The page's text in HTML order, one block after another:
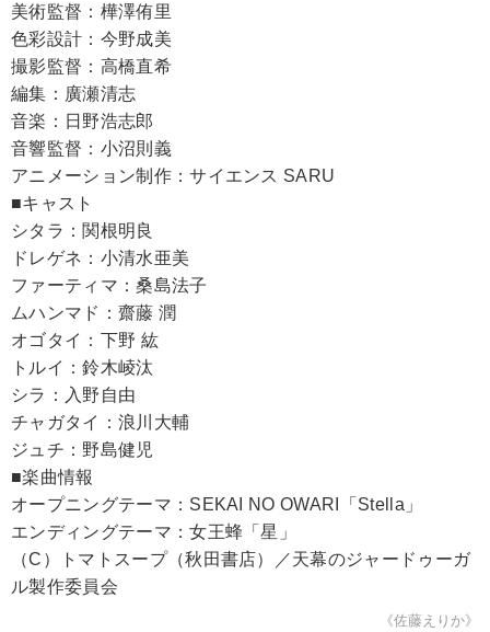
美術監督：樺澤侑里
色彩設計：今野成美
撮影監督：高橋直希
編集：廣瀬清志
音楽：日野浩志郎
音響監督：小沼則義
アニメーション制作：サイエンス SARU
■キャスト
シタラ：関根明良
ドレゲネ：小清水亜美
ファーティマ：桑島法子
ムハンマド：齋藤 潤
オゴタイ：下野 紘
トルイ：鈴木崚汰
シラ：入野自由
チャガタイ：浪川大輔
ジュチ：野島健児
■楽曲情報
オープニングテーマ：SEKAI NO OWARI「Stella」
エンディングテーマ：女王蜂「星」
（C）トマトスープ（秋田書店）／天幕のジャードゥーガ
ル製作委員会
《佐藤えりか》